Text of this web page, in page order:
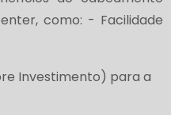
como: - Facilidade
Investimento) para a